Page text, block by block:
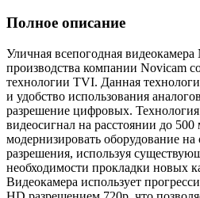
Полное описание
Уличная всепогодная
производства компании Novicam
технологии TVI. Данная
и удобство использования
разрешение цифровых. Технология
видеосигнал на расстоянии до
модернизировать оборудование
разрешения, используя
необходимости прокладки новых
Видеокамера использует